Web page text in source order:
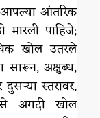
आंतरिक
पाहिजे;
खोल उतरले
सारून, अक्षुब्ध,
स्तरावर,
अगदी खोल